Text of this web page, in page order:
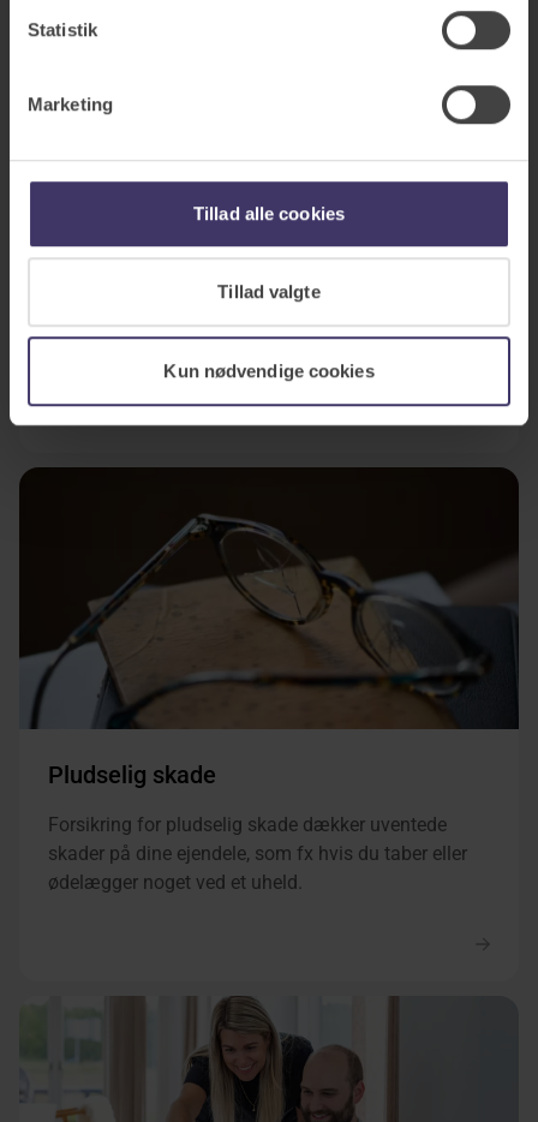
Statistik
Marketing
Tillad alle cookies
Tillad valgte
Kun nødvendige cookies
Indboforsikring
Indboforsikringen har en sumløs dækning og kan
kombineres med tilvalgsforsikringer som elektronik,
Pludselig skade
Forsikring for pludselig skade dækker uventede
skader på dine ejendele, som fx hvis du taber eller
ødelægger noget ved et uheld.